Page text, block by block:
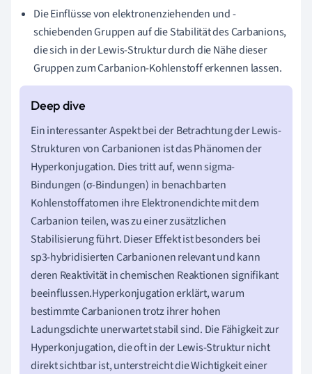
Die Einflüsse von elektronenziehenden und -
schiebenden Gruppen auf die Stabilität des Carbanions,
die sich in der Lewis-Struktur durch die Nähe dieser
Gruppen zum Carbanion-Kohlenstoff erkennen lassen.
Ein interessanter Aspekt bei der Betrachtung der Lewis-
Strukturen von Carbanionen ist das Phänomen der
Hyperkonjugation. Dies tritt auf, wenn sigma-
Bindungen (σ-Bindungen) in benachbarten
Kohlenstoffatomen ihre Elektronendichte mit dem
Carbanion teilen, was zu einer zusätzlichen
Stabilisierung führt. Dieser Effekt ist besonders bei
sp3-hybridisierten Carbanionen relevant und kann
deren Reaktivität in chemischen Reaktionen signifikant
beeinflussen.Hyperkonjugation erklärt, warum
bestimmte Carbanionen trotz ihrer hohen
Ladungsdichte unerwartet stabil sind. Die Fähigkeit zur
Hyperkonjugation, die oft in der Lewis-Struktur nicht
direkt sichtbar ist, unterstreicht die Wichtigkeit einer